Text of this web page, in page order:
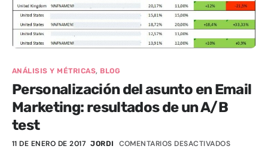
ANÁLISIS Y MÉTRICAS, BLOG
Personalización del asunto en Email
Marketing: resultados de un A/B
test
11 DE ENERO DE 2017 JORDI COMENTARIOS DESACTIVADOS